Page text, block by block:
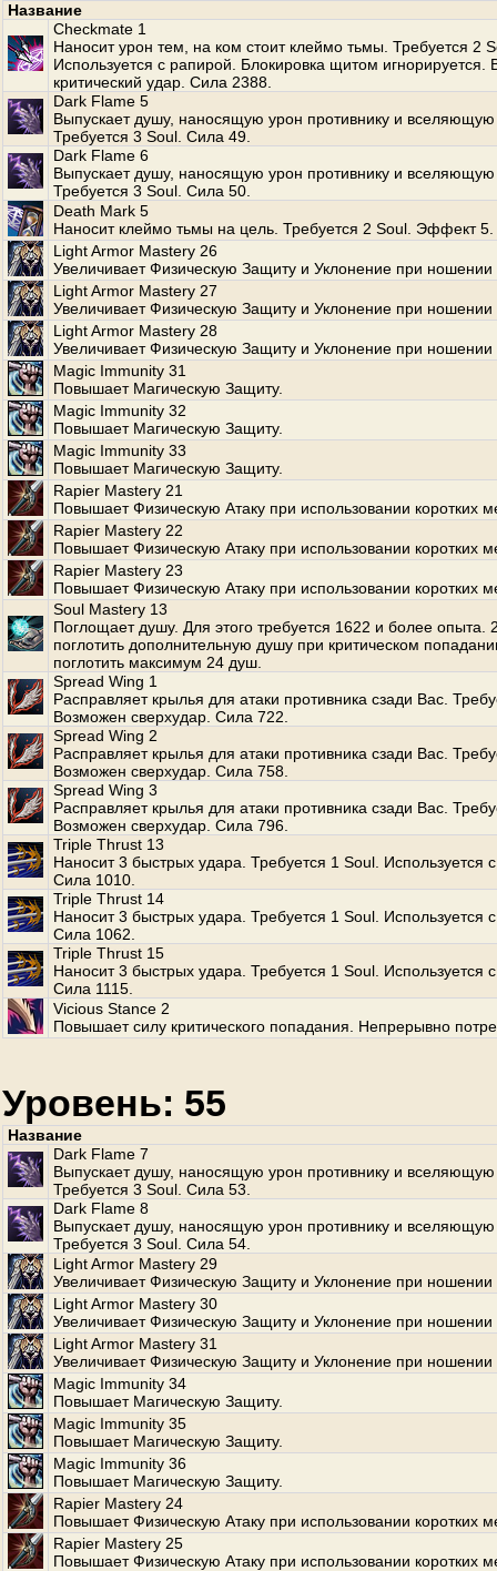
Название
Checkmate 1
Наносит урон тем, на ком стоит клеймо тьмы. Требуется 2
Используется с рапирой. Блокировка щитом игнорируется.
критический удар. Сила 2388.
Dark Flame 5
Выпускает душу, наносящую урон противнику и вселяющую
Требуется 3 Soul. Сила 49.
Dark Flame 6
Выпускает душу, наносящую урон противнику и вселяющую
Требуется 3 Soul. Сила 50.
Death Mark 5
Наносит клеймо тьмы на цель. Требуется 2 Soul. Эффект 5.
Light Armor Mastery 26
Увеличивает Физическую Защиту и Уклонение при ношении
Light Armor Mastery 27
Увеличивает Физическую Защиту и Уклонение при ношении
Light Armor Mastery 28
Увеличивает Физическую Защиту и Уклонение при ношении
Magic Immunity 31
Повышает Магическую Защиту.
Magic Immunity 32
Повышает Магическую Защиту.
Magic Immunity 33
Повышает Магическую Защиту.
Rapier Mastery 21
Повышает Физическую Атаку при использовании коротких
Rapier Mastery 22
Повышает Физическую Атаку при использовании коротких
Rapier Mastery 23
Повышает Физическую Атаку при использовании коротких
Soul Mastery 13
Поглощает душу. Для этого требуется 1622 и более опыта.
поглотить дополнительную душу при критическом
поглотить максимум 24 душ.
Spread Wing 1
Расправляет крылья для атаки противника сзади Вас.
Возможен сверхудар. Сила 722.
Spread Wing 2
Расправляет крылья для атаки противника сзади Вас.
Возможен сверхудар. Сила 758.
Spread Wing 3
Расправляет крылья для атаки противника сзади Вас.
Возможен сверхудар. Сила 796.
Triple Thrust 13
Наносит 3 быстрых удара. Требуется 1 Soul. Используется
Сила 1010.
Triple Thrust 14
Наносит 3 быстрых удара. Требуется 1 Soul. Используется
Сила 1062.
Triple Thrust 15
Наносит 3 быстрых удара. Требуется 1 Soul. Используется
Сила 1115.
Vicious Stance 2
Повышает силу критического попадания. Непрерывно
Уровень: 55
Название
Dark Flame 7
Выпускает душу, наносящую урон противнику и вселяющую
Требуется 3 Soul. Сила 53.
Dark Flame 8
Выпускает душу, наносящую урон противнику и вселяющую
Требуется 3 Soul. Сила 54.
Light Armor Mastery 29
Увеличивает Физическую Защиту и Уклонение при ношении
Light Armor Mastery 30
Увеличивает Физическую Защиту и Уклонение при ношении
Light Armor Mastery 31
Увеличивает Физическую Защиту и Уклонение при ношении
Magic Immunity 34
Повышает Магическую Защиту.
Magic Immunity 35
Повышает Магическую Защиту.
Magic Immunity 36
Повышает Магическую Защиту.
Rapier Mastery 24
Повышает Физическую Атаку при использовании коротких
Rapier Mastery 25
Повышает Физическую Атаку при использовании коротких